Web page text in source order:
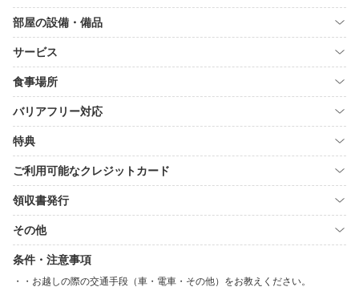
部屋の設備・備品
サービス
食事場所
バリアフリー対応
特典
ご利用可能なクレジットカード
領収書発行
その他
条件・注意事項
・お越しの際の交通手段（車・電車・その他）をお教えください。